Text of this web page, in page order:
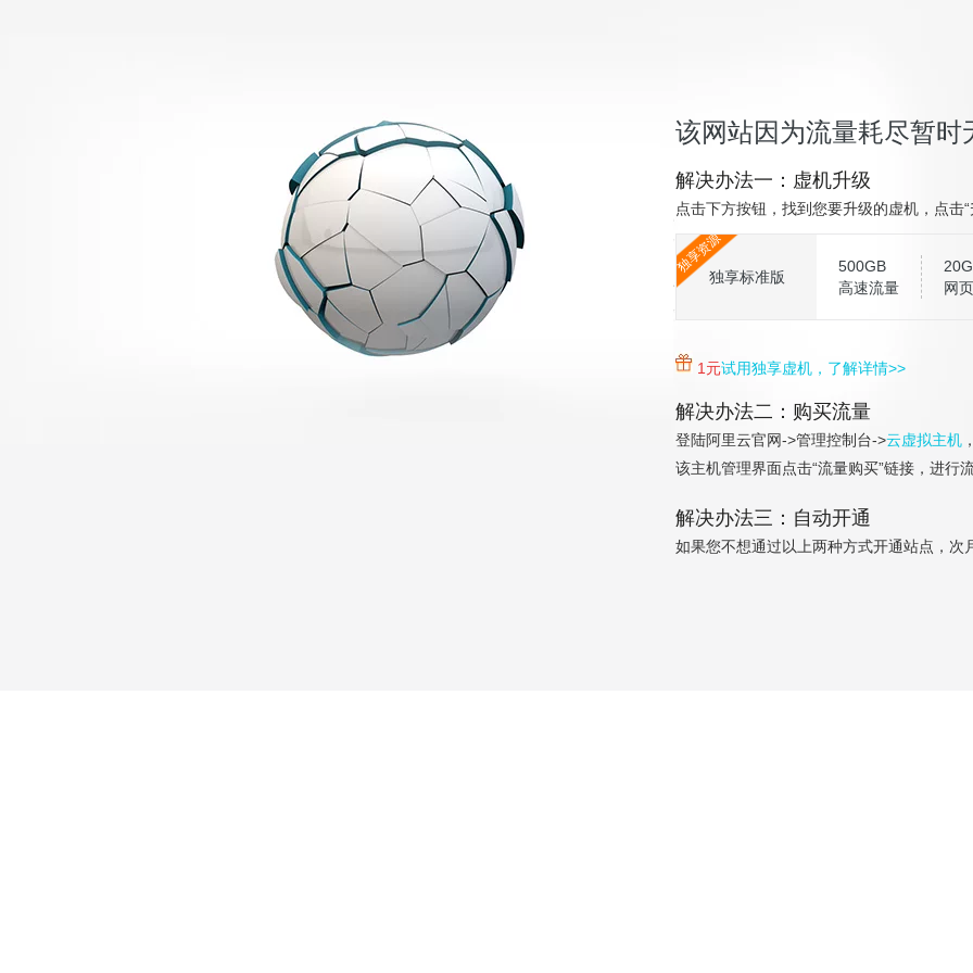
该网站因为流量耗尽暂时
解决办法一：虚机升级
点击下方按钮，找到您要升级的虚机，点击
独享资源
独享标准版
500GB
高速流量
网
1元试用独享虚机，了解详情>>
解决办法二：购买流量
登陆阿里云官网->管理控制台->云虚拟主机
该主机管理界面点击“流量购买”链接，进行
解决办法三：自动开通
如果您不想通过以上两种方式开通站点，次